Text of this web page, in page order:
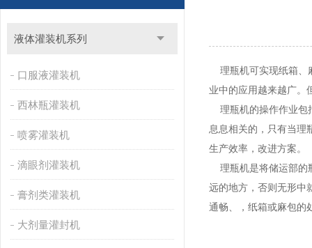
液体灌装机系列
口服液灌装机
西林瓶灌装机
喷雾灌装机
滴眼剂灌装机
膏剂类灌装机
大剂量灌封机
理瓶机可实现纸箱、
业中的应用越来越广。
理瓶机的操作作业包
息息相关的，只有当理
生产效率，改进方案。
理瓶机是将储运部的
远的地方，否则无形中
通畅、，纸箱或麻包的